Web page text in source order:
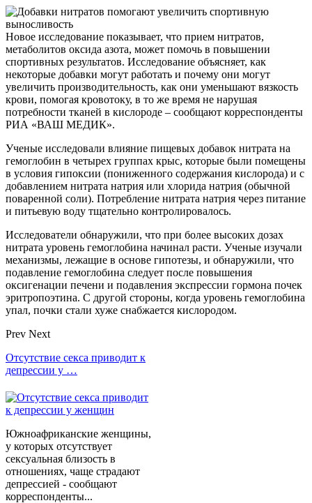
Новое исследование показывает, что прием нитратов,
метаболитов оксида азота, может помочь в повышении
спортивных результатов. Исследование объясняет, как
некоторые добавки могут работать и почему они могут
увеличить производительность, как они уменьшают вязкость
крови, помогая кровотоку, в то же время не нарушая
потребности тканей в кислороде – сообщают корреспонденты
РИА «ВАШ МЕДИК».
Ученые исследовали влияние пищевых добавок нитрата на
гемоглобин в четырех группах крыс, которые были помещены
в условия гипоксии (пониженного содержания кислорода) и с
добавлением нитрата натрия или хлорида натрия (обычной
поваренной соли). Потребление нитрата натрия через питание
и питьевую воду тщательно контролировалось.
Исследователи обнаружили, что при более высоких дозах
нитрата уровень гемоглобина начинал расти. Ученые изучали
механизмы, лежащие в основе гипотезы, и обнаружили, что
подавление гемоглобина следует после повышения
оксигенации печени и подавления экспрессии гормона почек
эритропоэтина. С другой стороны, когда уровень гемоглобина
упал, почки стали хуже снабжается кислородом.
Prev Next
Отсутствие секса приводит к
депрессии у …
Южноафриканские женщины,
у которых отсутствует
сексуальная близость в
отношениях, чаще страдают
депрессией - сообщают
корреспонденты...